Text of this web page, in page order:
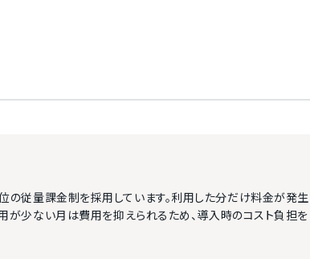
従量課金制を採用しています。利用した分だけ料金が発生
が少ない月は費用を抑えられるため、導入時のコスト負担を